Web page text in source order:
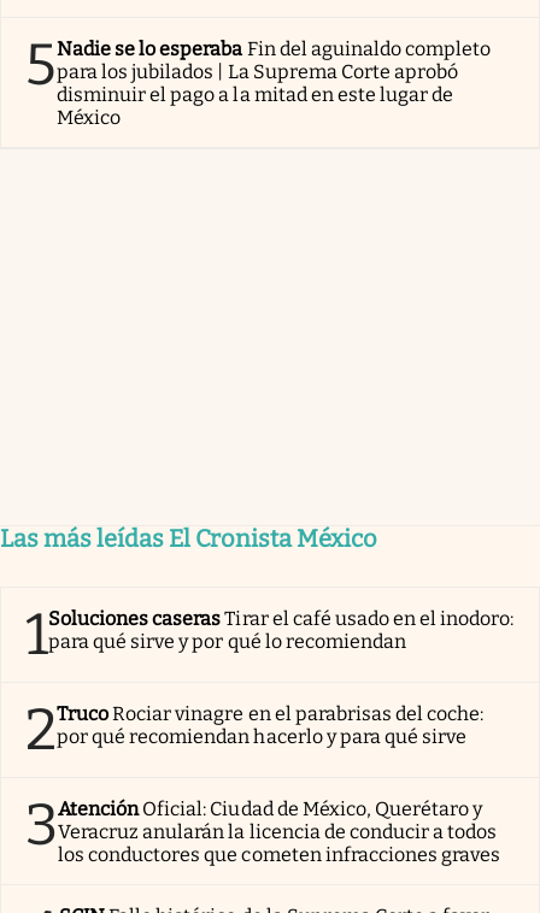
5Nadie se lo esperaba Fin del aguinaldo completo
para los jubilados | La Suprema Corte aprobó
disminuir el pago a la mitad en este lugar de
México
Las más leídas El Cronista México
1Soluciones caserasTirar el café usado en el inodoro:
para qué sirve y por qué lo recomiendan
2TrucoRociar vinagre en el parabrisas del coche:
por qué recomiendan hacerlo y para qué sirve
3AtenciónOficial: Ciudad de México, Querétaro y
Veracruz anularán la licencia de conducir a todos
los conductores que cometen infracciones graves